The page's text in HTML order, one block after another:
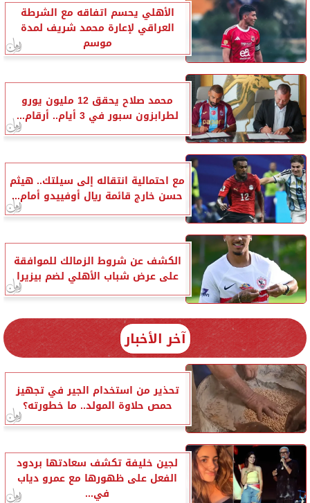
الأهلي يحسم اتفاقه مع الشرطة
العراقي لإعارة محمد شريف لمدة
موسم
محمد صلاح يحقق 12 مليون يورو
لطرابزون سبور في 3 أيام.. أرقام...
مع احتمالية انتقاله إلى سيلتك.. هيثم
حسن خارج قائمة ريال أوفييدو أمام...
الكشف عن شروط الزمالك للموافقة
على عرض شباب الأهلي لضم بيزيرا
آخر الأخبار
تحذير من استخدام الجير في تجهيز
حمص حلاوة المولد.. ما خطورته؟
لجين خليفة تكشف سعادتها بردود
الفعل على ظهورها مع عمرو دياب
في...